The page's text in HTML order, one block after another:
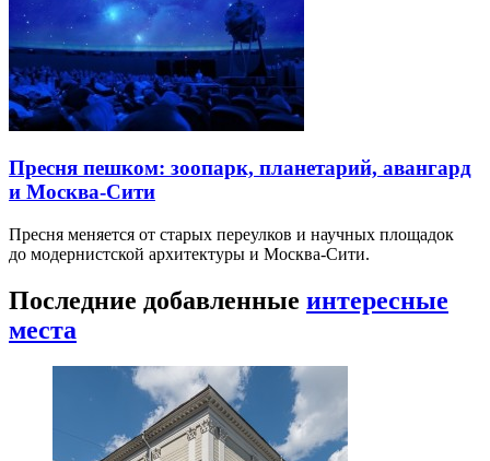
Пресня пешком: зоопарк, планетарий, авангард
и Москва-Сити
Пресня меняется от старых переулков и научных площадок
до модернистской архитектуры и Москва-Сити.
Последние добавленные интересные
места